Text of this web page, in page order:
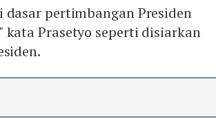
pertimbangan Presiden
Prasetyo seperti disiarkan